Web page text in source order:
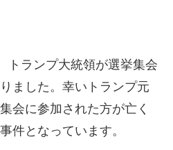
トランプ大統領が選挙集会
ました。幸いトランプ元
会に参加された方が亡く
件となっています。